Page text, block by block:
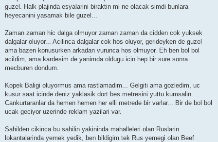
guzel. Halk plajinda esyalarini biraktin mi ne olacak simdi bunlara
heyecanini yasamak bile guzel...
Zaman zaman hic dalga olmuyor zaman zaman da cidden cok yuksek
dalgalar oluyor... Acilinca dalgalar cok hos oluyor, gerideyken de guzel
ama bazen konusurken arkadan vurunca hos olmuyor. Eh ben bol bol
acildim, ama kardesim de yanimda oldugu icin hep bir sure sonra
mecburen dondum.
Kopek Baligi oluyormus ama rastlamadim... Gelgiti ama gozledim, uc
kusur saat icinde deniz yaklasik dort bes metresini yuttu kumsalin....
Cankurtaranlar da hemen hemen her elli metrede bir varlar... Bir de bol bol
ucak geciyor uzerinde reklam yazilari var.
Sahilden cikinca bu sahilin yakininda mahalleleri olan Ruslarin
lokantalarinda yemek yedik, ben bildigim tek Rus yemegi olan Beef